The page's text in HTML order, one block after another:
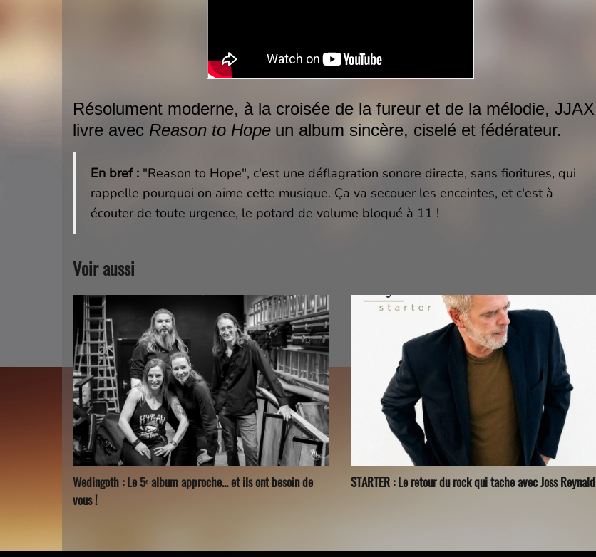
Résolument moderne, à la croisée de la fureur et de la mélodie, JJAX
livre avec Reason to Hope un album sincère, ciselé et fédérateur.
En bref : "Reason to Hope", c'est une déflagration sonore directe, sans fioritures, qui
rappelle pourquoi on aime cette musique. Ça va secouer les enceintes, et c'est à
écouter de toute urgence, le potard de volume bloqué à 11 !
Voir aussi
Wedingoth : Le 5ᵉ album approche... et ils ont besoin de
vous !
STARTER : Le retour du rock qui tache avec Joss Reynald